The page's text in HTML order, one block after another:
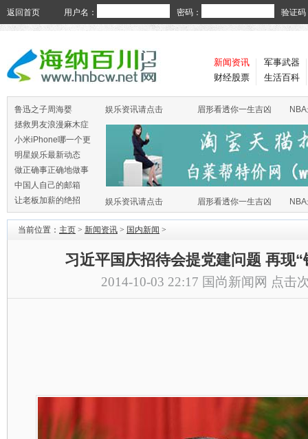
返回首页 用户名： 密码： 验证码
新闻资讯
财经股票
军事武器
生活百科
鲁迅之子周海婴
拯救男友浪漫麻木症
小米iPhone哪一个更
火
明星娱乐最新动态
做正确事正确地做事
中国人自己的邮箱
让老板加薪的绝招
娱乐资讯请点击 眉形看透你一生吉凶
娱乐资讯请点击 眉形看透你一生吉凶
当前位置： 主页 > 新闻资讯 > 国内新闻 >
习近平国庆招待会提党建问题 再现“
2014-10-03 22:17 国尚新闻网 点击